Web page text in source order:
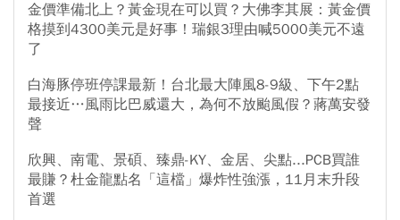
金價準備北上？黃金現在可以買？大佛李其展：黃金價
格摸到4300美元是好事！瑞銀3理由喊5000美元不遠
了
白海豚停班停課最新！台北最大陣風8-9級、下午2點
最接近…風雨比巴威還大，為何不放颱風假？蔣萬安發
聲
欣興、南電、景碩、臻鼎-KY、金居、尖點...PCB買誰
最賺？杜金龍點名「這檔」爆炸性強漲，11月末升段
首選